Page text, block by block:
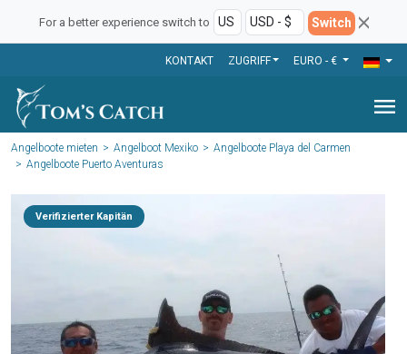
For a better experience switch to Switch
KONTAKT ZUGRIFF EURO - €
menu
Angelboote mieten Angelboot Mexiko
Angelboote Playa del Carmen
Angelboote Puerto Aventuras
Verifizierter Kapitän